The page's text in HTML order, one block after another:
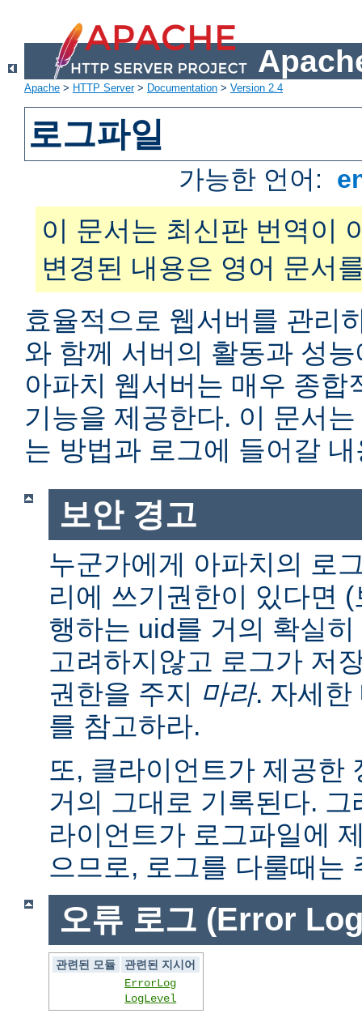
Apache > HTTP Server> Documentation > Version 2.4
로그파일
가능한 언어:
이 문서는 최신판 번역이
변경된 내용은 영어 문서
효율적으로 웹서버를 관리
와 함께 서버의 활동과 성
아파치 웹서버는 매우 종합
기능을 제공한다. 이 문서
는 방법과 로그에 들어갈
보안 경고
누군가에게 아파치의 로
리에 쓰기권한이 있다면
행하는 uid를 거의 확실
고려하지않고 로그가 저
권한을 주지 마라. 자세
를 참고하라.
또, 클라이언트가 제공한
거의 그대로 기록된다.
라이언트가 로그파일에
으므로, 로그를 다룰때는
오류 로그 (Error
관련된 모듈
관련된 지시어
ErrorLog
LogLevel